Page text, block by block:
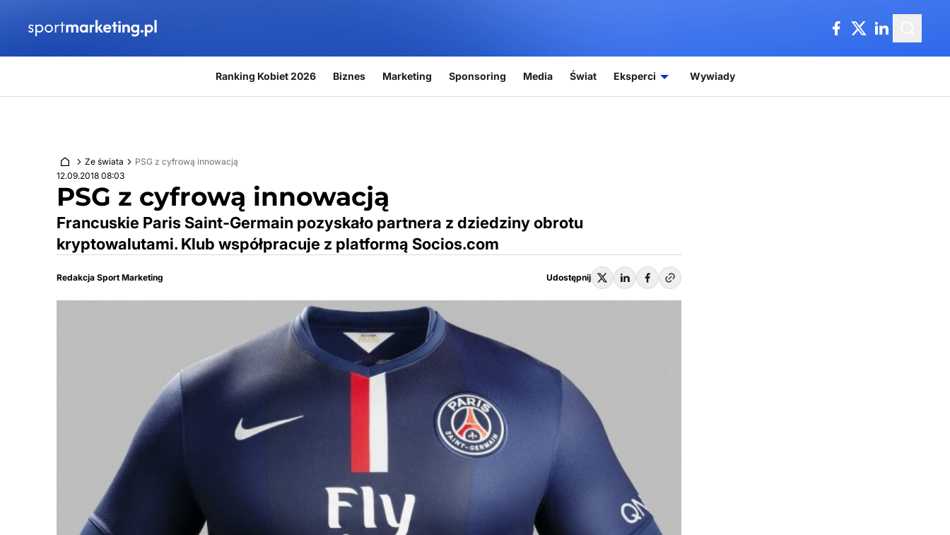
Ranking Kobiet 2026 Biznes Marketing Sponsoring Media Świat Eksperci Wywiady
Ze świata
PSG z cyfrową innowacją
12.09.2018 08:03
PSG z cyfrową innowacją
Francuskie Paris Saint-Germain pozyskało partnera z dziedziny obrotu
kryptowalutami. Klub współpracuje z platformą Socios.com
Redakcja Sport Marketing Udostępnij